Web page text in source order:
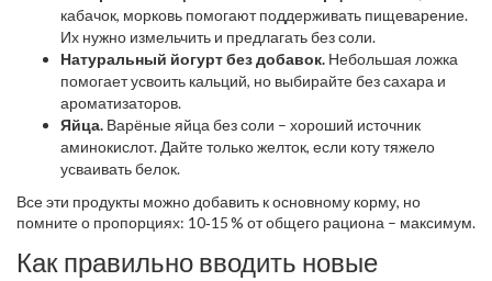
кабачок, морковь помогают поддерживать пищеварение.
Их нужно измельчить и предлагать без соли.
Натуральный йогурт без добавок. Небольшая ложка
помогает усвоить кальций, но выбирайте без сахара и
ароматизаторов.
Яйца. Варёные яйца без соли – хороший источник
аминокислот. Дайте только желток, если коту тяжело
усваивать белок.
Все эти продукты можно добавить к основному корму, но
помните о пропорциях: 10‑15 % от общего рациона – максимум.
Как правильно вводить новые